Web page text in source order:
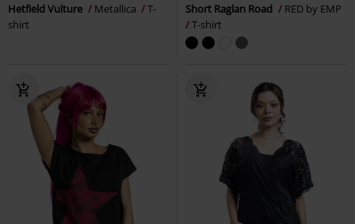
Hetfield Vulture Metallica
T-
shirt
Short Raglan Road
RED by EMP
T-shirt